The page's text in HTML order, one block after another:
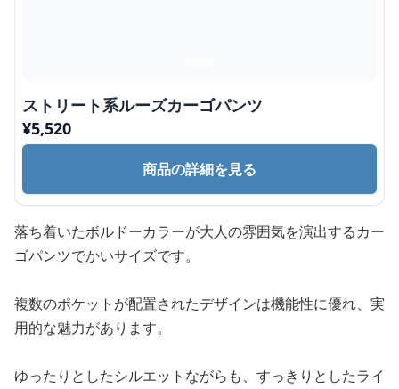
ストリート系ルーズカーゴパンツ
¥5,520
商品の詳細を見る
落ち着いたボルドーカラーが大人の雰囲気を演出するカー
ゴパンツでかいサイズです。
複数のポケットが配置されたデザインは機能性に優れ、実
用的な魅力があります。
ゆったりとしたシルエットながらも、すっきりとしたライ